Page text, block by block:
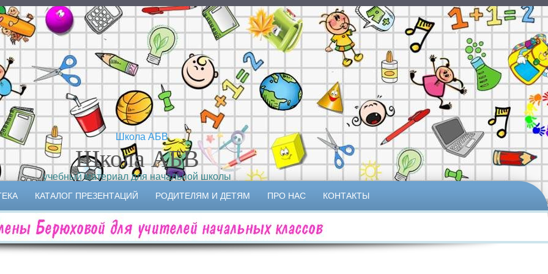
Школа АБВ
учебный материал для начальной школы
КАТАЛОГ ПРЕЗЕНТАЦИЙ РОДИТЕЛЯМ И ДЕТЯМ ПРО НАС КОНТАКТЫ